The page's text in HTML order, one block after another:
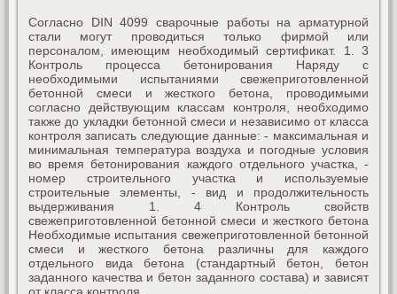
Согласно DIN 4099 сварочные работы на арматурной
стали могут проводиться только фирмой или
персоналом, имеющим необходимый сертификат. 1. 3
Контроль процесса бетонирования Наряду с
необходимыми испытаниями свежеприготовленной
бетонной смеси и жесткого бетона, проводимыми
согласно действующим классам контроля, необходимо
также до укладки бетонной смеси и независимо от класса
контроля записать следующие данные: - максимальная и
минимальная температура воздуха и погодные условия
во время бетонирования каждого отдельного участка, -
номер строительного участка и используемые
строительные элементы, - вид и продолжительность
выдерживания 1. 4 Контроль свойств
свежеприготовленной бетонной смеси и жесткого бетона
Необходимые испытания свежеприготовленной бетонной
смеси и жесткого бетона различны для каждого
отдельного вида бетона (стандартный бетон, бетон
заданного качества и бетон заданного состава) и зависят